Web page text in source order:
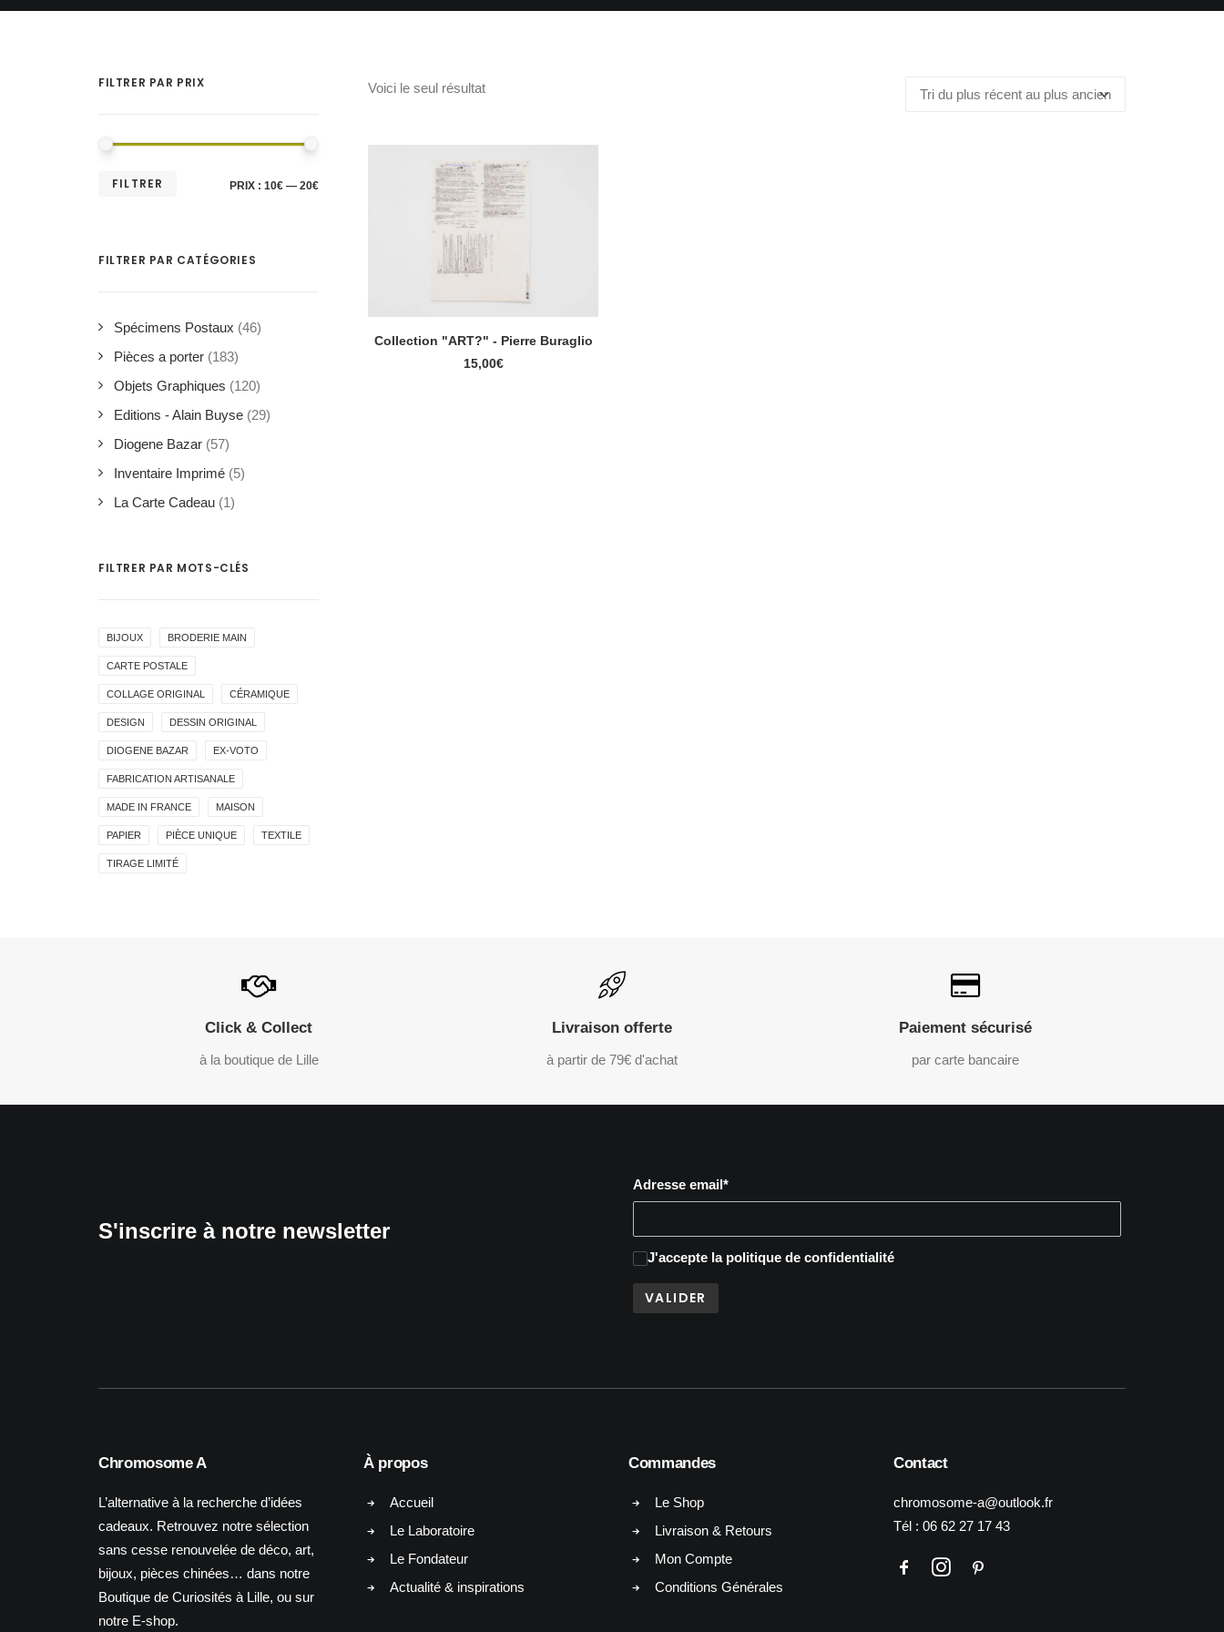
FILTRER PAR PRIX
PRIX
PRIX
FILTRER PRIX : 10€ — 20€
FILTRER PAR CATÉGORIES
Spécimens Postaux (46)
Pièces a porter (183)
Objets Graphiques (120)
Editions - Alain Buyse (29)
Diogene Bazar (57)
Inventaire Imprimé (5)
La Carte Cadeau (1)
FILTRER PAR MOTS-CLÉS
BIJOUX BRODERIE MAIN
CARTE POSTALE
COLLAGE ORIGINAL CÉRAMIQUE
DESIGN DESSIN ORIGINAL
DIOGENE BAZAR EX-VOTO
FABRICATION ARTISANALE
MADE IN FRANCE MAISON
PAPIER PIÈCE UNIQUE TEXTILE
TIRAGE LIMITÉ
Voici le seul résultat
Collection "ART?" - Pierre Buraglio
15,00€
Click & Collect
à la boutique de Lille
Livraison offerte
à partir de 79€ d'achat
Paiement sécurisé
par carte bancaire
S'inscrire à notre newsletter
Adresse email*
J'accepte la politique de confidentialité
Chromosome A
L’alternative à la recherche d’idées
cadeaux. Retrouvez notre sélection
sans cesse renouvelée de déco, art,
bijoux, pièces chinées… dans notre
Boutique de Curiosités à Lille, ou sur
notre E-shop.
À propos
Accueil
Le Laboratoire
Le Fondateur
Actualité & inspirations
Commandes
Le Shop
Livraison & Retours
Mon Compte
Conditions Générales
Contact
chromosome-a@outlook.fr
Tél : 06 62 27 17 43